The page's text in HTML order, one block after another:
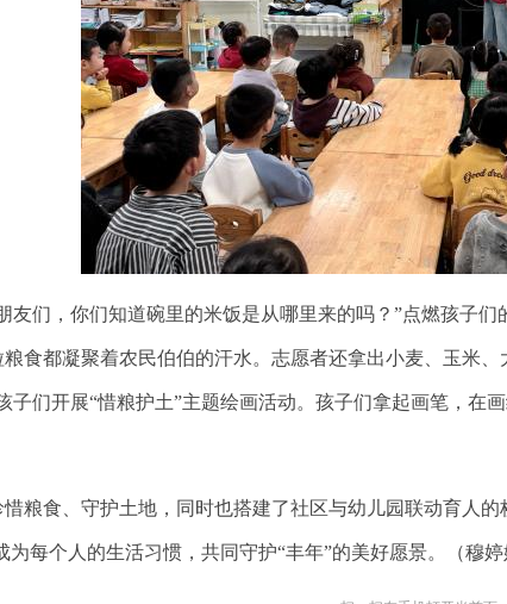
友们，你们知道碗里的米饭是从哪里来的吗？”点燃孩子
食都凝聚着农民伯伯的汗水。志愿者还拿出小麦、玉米、
子们开展“惜粮护土”主题绘画活动。孩子们拿起画笔，在
粮食、守护土地，同时也搭建了社区与幼儿园联动育人的
每个人的生活习惯，共同守护“丰年”的美好愿景。 （穆婷